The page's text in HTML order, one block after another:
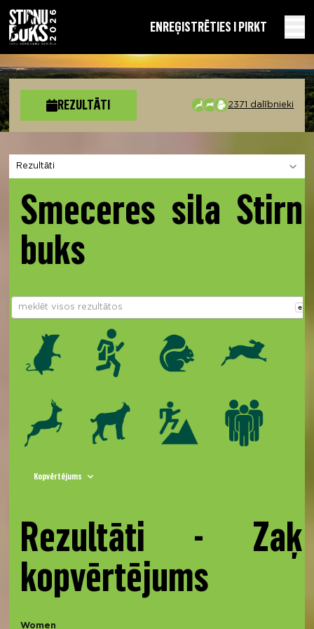
ENREĢISTRĒTIES I PIRKT
REZULTĀTI 2371 dalībnieki
Izvēlies sadaļu
Smeceres sila
buks
Kopvērtējums
Rezultāti -
kopvērtējums
Women